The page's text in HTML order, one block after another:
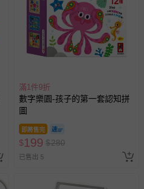
滿1件9折
數字樂園-孩子的第一套認知拼
圖
即將售完
$199 $280
已售出 5